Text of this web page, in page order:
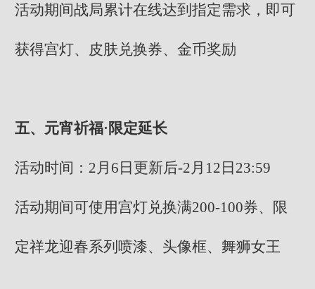
活动期间战局累计在线达到指定需求，即可
获得宫灯、皮肤兑换券、金币奖励
五、元宵祈福·限定延长
活动时间：2月6日更新后-2月12日23:59
活动期间可使用宫灯兑换满200-100券、限
定祥龙迎春系列喷漆、头像框、舞狮女王